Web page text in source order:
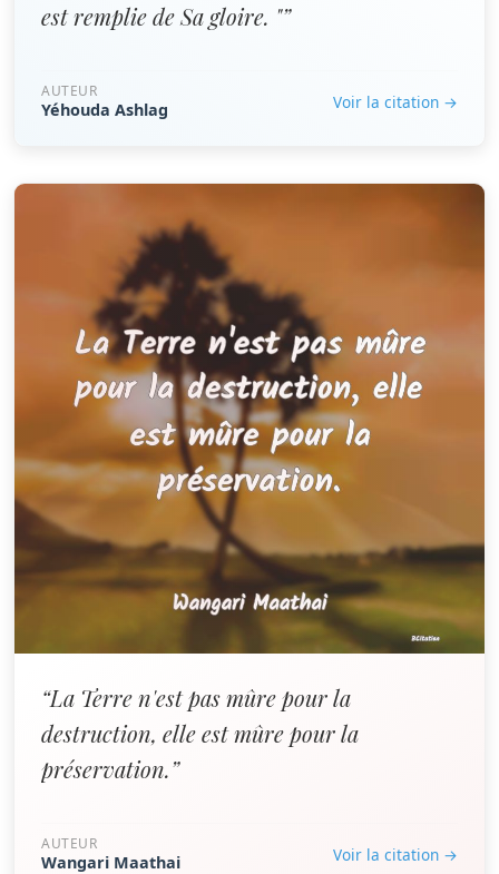
est remplie de Sa gloire. "”
AUTEUR
Yéhouda Ashlag Voir la citation →
“La Terre n'est pas mûre pour la
destruction, elle est mûre pour la
préservation.”
AUTEUR
Wangari Maathai Voir la citation →